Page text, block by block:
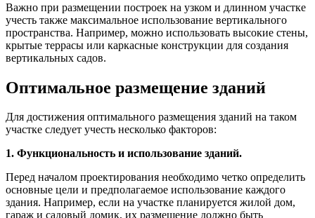
Важно при размещении построек на узком и длинном участке
учесть также максимальное использование вертикального
пространства. Например, можно использовать высокие стены,
крытые террасы или каркасные конструкции для создания
вертикальных садов.
Оптимальное размещение зданий
Для достижения оптимального размещения зданий на таком
участке следует учесть несколько факторов:
1. Функциональность и использование зданий.
Перед началом проектирования необходимо четко определить
основные цели и предполагаемое использование каждого
здания. Например, если на участке планируется жилой дом,
гараж и садовый домик, их размещение должно быть